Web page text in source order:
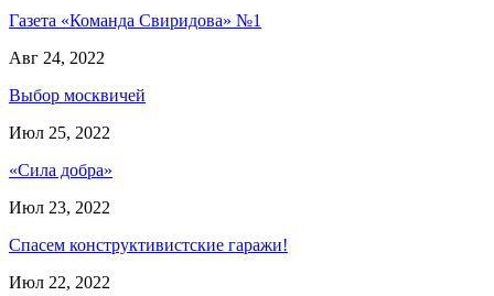
Газета «Команда Свиридова» №1
Авг 24, 2022
Выбор москвичей
Июл 25, 2022
«Сила добра»
Июл 23, 2022
Спасем конструктивистские гаражи!
Июл 22, 2022